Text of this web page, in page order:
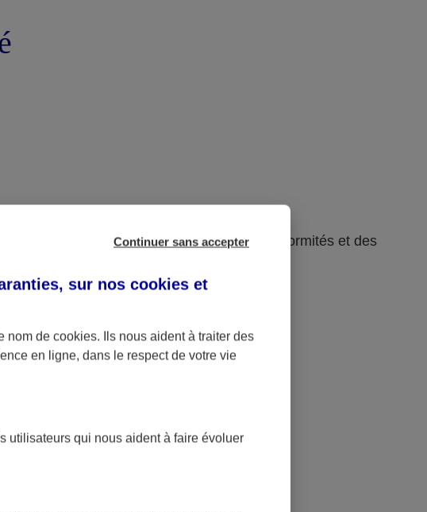
, version 4.1.2, en raison des non-conformités et des
Continuer sans accepter
sur nos cookies et
nom de cookies. Ils nous aident à traiter des
en ligne, dans le respect de votre vie
utilisateurs qui nous aident à faire évoluer